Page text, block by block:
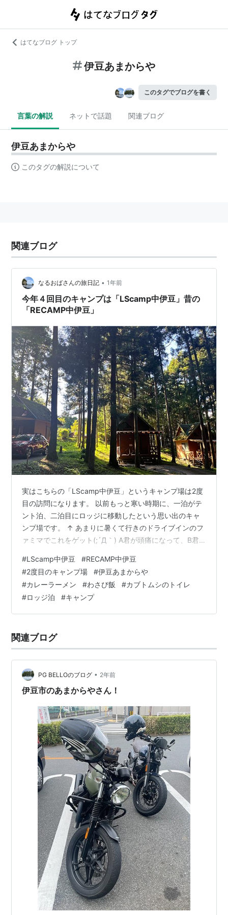
はてなブログ トップ
伊豆あまからや
このタグでブログを書く
言葉の解説 ネットで話題 関連ブログ
伊豆あまからや
このタグの解説について
関連ブログ
なるおばさんの旅日記 • 1年前
今年４回目のキャンプは「LScamp中伊豆」昔の
「RECAMP中伊豆」
実はこちらの「LScamp中伊豆」というキャンプ場は2度
目の訪問になります。 以前もっと寒い時期に、一泊がテ
ント泊、二泊目にロッジに移動したという思い出のキャ
ンプ場です。 ↑ あまりに暑くて行きのドライブインのフ
ァミマでこれをゲット(;´Д｀) A君が頭痛になって、B君
でもあります！ 前回の記事は6記事ぐらい充実の内容に
なっていますので是非読んでやってください。 ↓ その時
の記事はこちら www.narutabi.com www.narutabi.com
ここは3度も経営が変わっているんですよね…。 「萬城の
滝キャンプ場」→「RECAMP中伊豆…
#LScamp中伊豆 #RECAMP中伊豆
#2度目のキャンプ場 #伊豆あまからや
#カレーラーメン #わさび飯 #カブトムシのトイレ
#ロッジ泊 #キャンプ
関連ブログ
PG BELLOのブログ • 2年前
伊豆市のあまからやさん！